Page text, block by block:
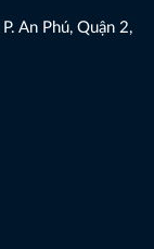
An Phú, Quận 2,